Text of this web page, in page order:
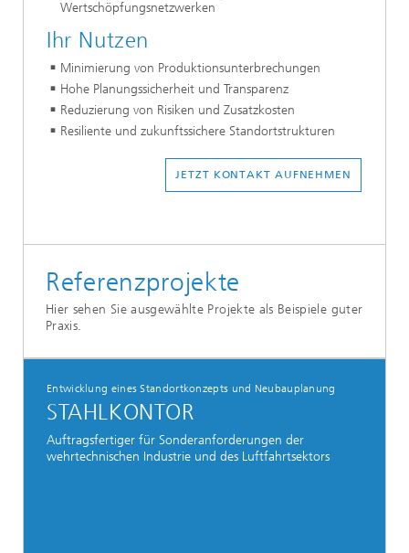
Wertschöpfungsnetzwerken
Ihr Nutzen
Minimierung von Produktionsunterbrechungen
Hohe Planungssicherheit und Transparenz
Reduzierung von Risiken und Zusatzkosten
Resiliente und zukunftssichere Standortstrukturen
JETZT KONTAKT AUFNEHMEN
Referenzprojekte
Hier sehen Sie ausgewählte Projekte als Beispiele guter
Praxis.
Entwicklung eines Standortkonzepts und Neubauplanung
STAHLKONTOR
Auftragsfertiger für Sonderanforderungen der
wehrtechnischen Industrie und des Luftfahrtsektors